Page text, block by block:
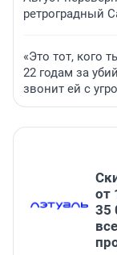
ретроградный
«Это тот, кого
22 годам за
звонит ей с
от
35